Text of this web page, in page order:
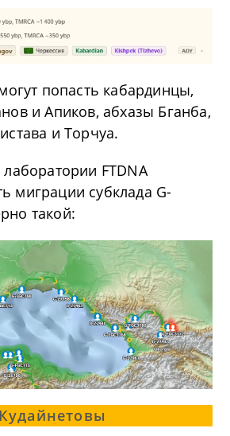
попасть кабардинцы,
и Апиков, абхазы Бганба,
и Торчуа.
лаборатории FTDNA
миграции субклада G-
такой:
Кудайнетовы